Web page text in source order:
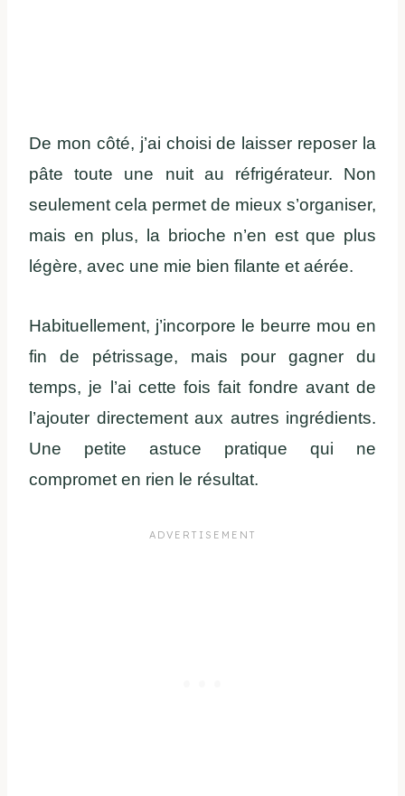
De mon côté, j’ai choisi de laisser reposer la
pâte toute une nuit au réfrigérateur. Non
seulement cela permet de mieux s’organiser,
mais en plus, la brioche n’en est que plus
légère, avec une mie bien filante et aérée.
Habituellement, j’incorpore le beurre mou en
fin de pétrissage, mais pour gagner du
temps, je l’ai cette fois fait fondre avant de
l’ajouter directement aux autres ingrédients.
Une petite astuce pratique qui ne
compromet en rien le résultat.